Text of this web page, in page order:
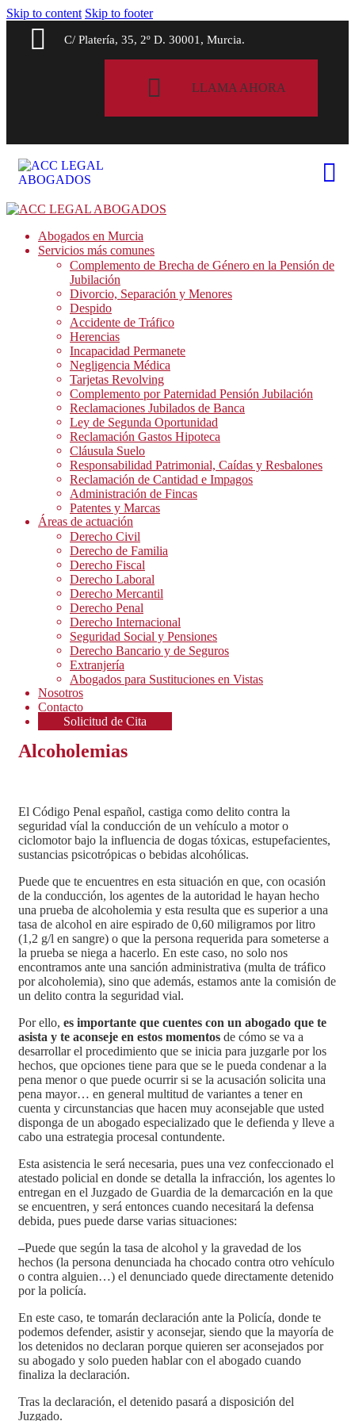
Skip to content Skip to footer
C/ Platería, 35, 2º D. 30001, Murcia.
LLAMA AHORA
Abogados en Murcia
Servicios más comunes
Complemento de Brecha de Género en la Pensión de
Jubilación
Divorcio, Separación y Menores
Despido
Accidente de Tráfico
Herencias
Incapacidad Permanete
Negligencia Médica
Tarjetas Revolving
Complemento por Paternidad Pensión Jubilación
Reclamaciones Jubilados de Banca
Ley de Segunda Oportunidad
Reclamación Gastos Hipoteca
Cláusula Suelo
Responsabilidad Patrimonial, Caídas y Resbalones
Reclamación de Cantidad e Impagos
Administración de Fincas
Patentes y Marcas
Áreas de actuación
Derecho Civil
Derecho de Familia
Derecho Fiscal
Derecho Laboral
Derecho Mercantil
Derecho Penal
Derecho Internacional
Seguridad Social y Pensiones
Derecho Bancario y de Seguros
Extranjería
Abogados para Sustituciones en Vistas
Nosotros
Contacto
Solicitud de Cita
Alcoholemias
El Código Penal español, castiga como delito contra la
seguridad víal la conducción de un vehículo a motor o
ciclomotor bajo la influencia de dogas tóxicas, estupefacientes,
sustancias psicotrópicas o bebidas alcohólicas.
Puede que te encuentres en esta situación en que, con ocasión
de la conducción, los agentes de la autoridad le hayan hecho
una prueba de alcoholemia y esta resulta que es superior a una
tasa de alcohol en aire espirado de 0,60 miligramos por litro
(1,2 g/l en sangre) o que la persona requerida para someterse a
la prueba se niega a hacerlo. En este caso, no solo nos
encontramos ante una sanción administrativa (multa de tráfico
por alcoholemia), sino que además, estamos ante la comisión de
un delito contra la seguridad vial.
Por ello, es importante que cuentes con un abogado que te
asista y te aconseje en estos momentos de cómo se va a
desarrollar el procedimiento que se inicia para juzgarle por los
hechos, que opciones tiene para que se le pueda condenar a la
pena menor o que puede ocurrir si se la acusación solicita una
pena mayor… en general multitud de variantes a tener en
cuenta y circunstancias que hacen muy aconsejable que usted
disponga de un abogado especializado que le defienda y lleve a
cabo una estrategia procesal contundente.
Esta asistencia le será necesaria, pues una vez confeccionado el
atestado policial en donde se detalla la infracción, los agentes lo
entregan en el Juzgado de Guardia de la demarcación en la que
se encuentren, y será entonces cuando necesitará la defensa
debida, pues puede darse varias situaciones:
–Puede que según la tasa de alcohol y la gravedad de los
hechos (la persona denunciada ha chocado contra otro vehículo
o contra alguien…) el denunciado quede directamente detenido
por la policía.
En este caso, te tomarán declaración ante la Policía, donde te
podemos defender, asistir y aconsejar, siendo que la mayoría de
los detenidos no declaran porque quieren ser aconsejados por
su abogado y solo pueden hablar con el abogado cuando
finaliza la declaración.
Tras la declaración, el detenido pasará a disposición del
Juzgado.